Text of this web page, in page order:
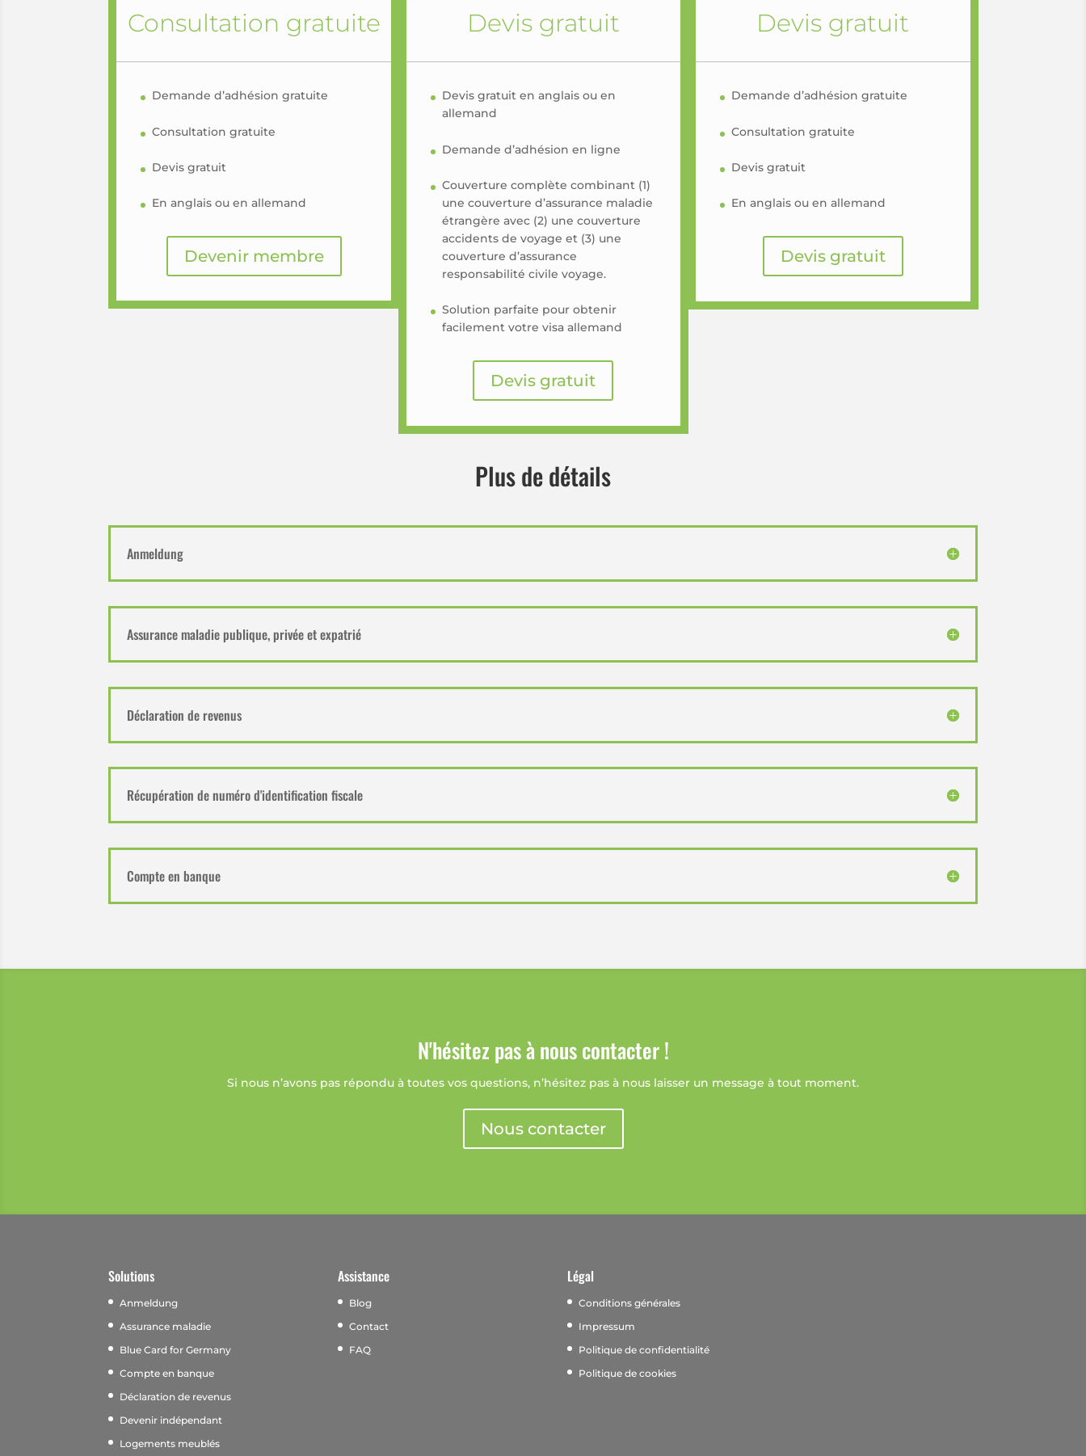
Consultation gratuite
Demande d’adhésion gratuite
Consultation gratuite
Devis gratuit
En anglais ou en allemand
Devenir membre
Devis gratuit
Devis gratuit en anglais ou en
allemand
Demande d’adhésion en ligne
Couverture complète combinant (1)
une couverture d’assurance maladie
étrangère avec (2) une couverture
accidents de voyage et (3) une
couverture d’assurance
responsabilité civile voyage.
Solution parfaite pour obtenir
facilement votre visa allemand
Devis gratuit
Devis gratuit
Demande d’adhésion gratuite
Consultation gratuite
Devis gratuit
En anglais ou en allemand
Devis gratuit
Plus de détails
Anmeldung
Assurance maladie publique, privée et expatrié
Déclaration de revenus
Récupération de numéro d'identification fiscale
Compte en banque
N'hésitez pas à nous contacter !
Si nous n’avons pas répondu à toutes vos questions, n’hésitez pas à nous laisser un message à tout moment.
Nous contacter
Solutions
Anmeldung
Assurance maladie
Blue Card for Germany
Compte en banque
Déclaration de revenus
Devenir indépendant
Logements meublés
Assistance
Blog
Contact
FAQ
Légal
Conditions générales
Impressum
Politique de confidentialité
Politique de cookies